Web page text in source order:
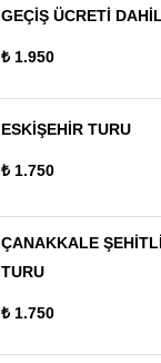
GEÇİŞ ÜCRETİ
₺ 1.950
ESKİŞEHİR TURU
₺ 1.750
ÇANAKKALE
TURU
₺ 1.750